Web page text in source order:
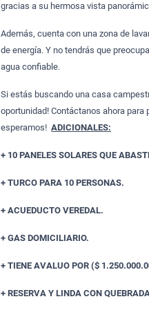
gracias a su hermosa vista
Además, cuenta con una zona de
de energía. Y no tendrás que
agua confiable.
Si estás buscando una casa
oportunidad! Contáctanos ahora para
esperamos!ADICIONALES:
+ 10 PANELES SOLARES QUE
+ TURCO PARA 10 PERSONAS.
+ ACUEDUCTO VEREDAL.
+ GAS DOMICILIARIO.
+ TIENE AVALUO POR ($
+ RESERVA Y LINDA CON